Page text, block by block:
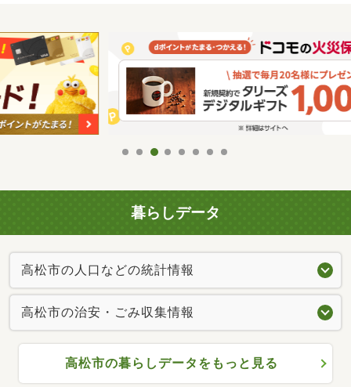
暮らしデータ
高松市の人口などの統計情報
高松市の治安・ごみ収集情報
高松市の暮らしデータをもっと見る